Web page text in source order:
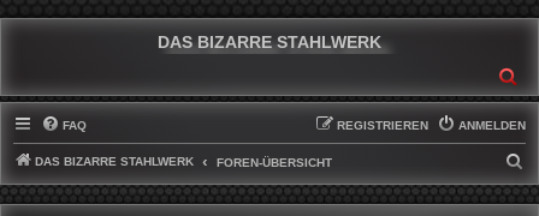
DAS BIZARRE STAHLWERK
FAQ ANMELDEN
REGISTRIEREN
DAS BIZARRE STAHLWERK FOREN-ÜBERSICHT
U